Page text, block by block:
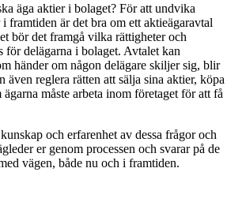
äga aktier i bolaget? För att undvika
framtiden är det bra om ett aktieägaravtal
bör det framgå vilka rättigheter och
för delägarna i bolaget. Avtalet kan
händer om någon delägare skiljer sig, blir
även reglera rätten att sälja sina aktier, köpa
måste arbeta inom företaget för att få
och erfarenhet av dessa frågor och
er genom processen och svarar på de
vägen, både nu och i framtiden.